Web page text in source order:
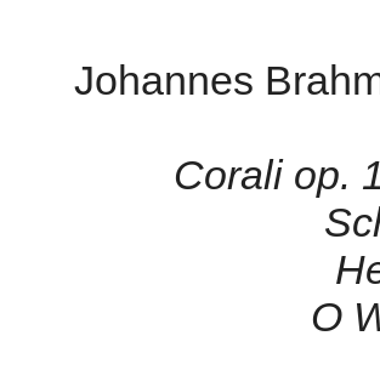
Johannes
Corali op.
O